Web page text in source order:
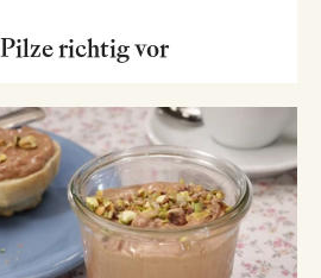
richtig vor